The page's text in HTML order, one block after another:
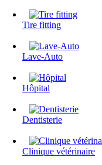
Tire fitting
Lave-Auto
Hôpital
Dentisterie
Clinique vétérinaire